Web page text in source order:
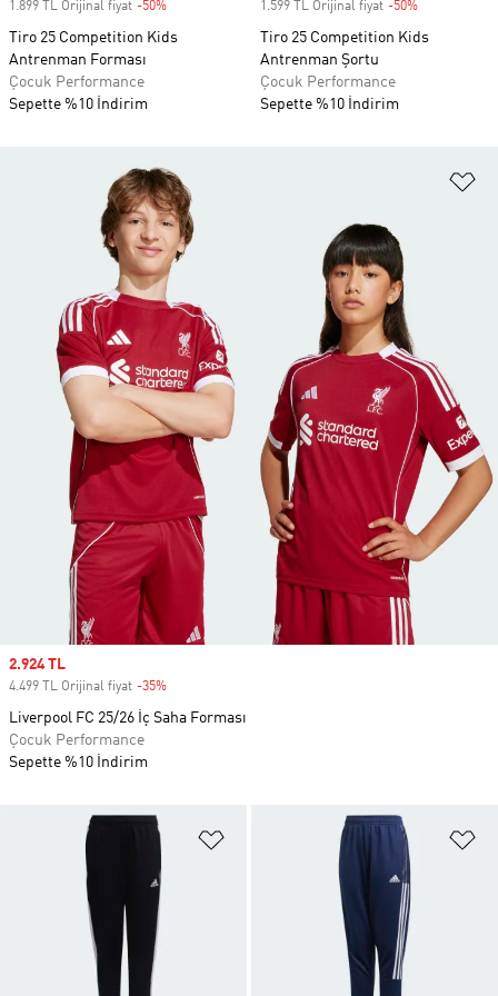
1.899 TL Orijinal fiyat -50%
Tiro 25 Competition Kids
Antrenman Forması
Çocuk Performance
Sepette %10 İndirim
1.599 TL Orijinal fiyat -50%
Tiro 25 Competition Kids
Antrenman Şortu
Çocuk Performance
Sepette %10 İndirim
Favori Listesine Ekle
Sale price
2.924 TL
4.499 TL Orijinal fiyat -35%
Liverpool FC 25/26 İç Saha Forması
Çocuk Performance
Sepette %10 İndirim